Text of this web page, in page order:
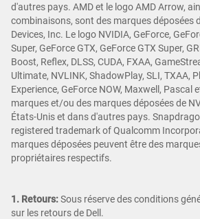
d'autres pays. AMD et le logo AMD Arrow,
combinaisons, sont des marques déposées
Devices, Inc. Le logo NVIDIA, GeForce,
Super, GeForce GTX, GeForce GTX Super,
Boost, Reflex, DLSS, CUDA, FXAA,
Ultimate, NVLINK, ShadowPlay, SLI, TXAA,
Experience, GeForce NOW, Maxwell, Pascal
marques et/ou des marques déposées de
États-Unis et dans d'autres pays.
registered trademark of Qualcomm
marques déposées peuvent être des
propriétaires respectifs.
1. Retours:Sous réserve des conditions
sur les retours de Dell.